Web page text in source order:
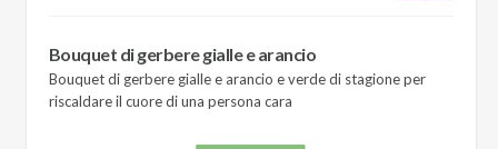
Bouquet di gerbere gialle e arancio
Bouquet di gerbere gialle e arancio e verde di stagione per
riscaldare il cuore di una persona cara